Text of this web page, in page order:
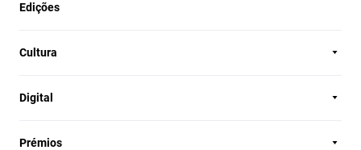
Edições
Cultura
Digital
Prémios